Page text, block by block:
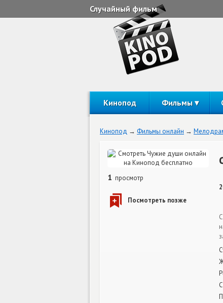
Случайный фильм
Кинопод Фильмы
Кинопод Фильмы онлайн
1 просмотр